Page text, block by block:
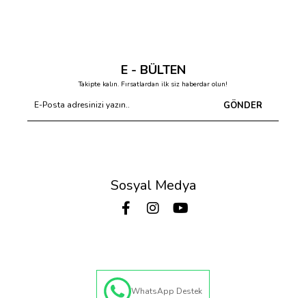
E - BÜLTEN
Takipte kalın. Fırsatlardan ilk siz haberdar olun!
GÖNDER
Sosyal Medya
WhatsApp Destek